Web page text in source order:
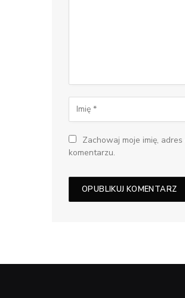
Zachowaj moje imię,
komentarzu.